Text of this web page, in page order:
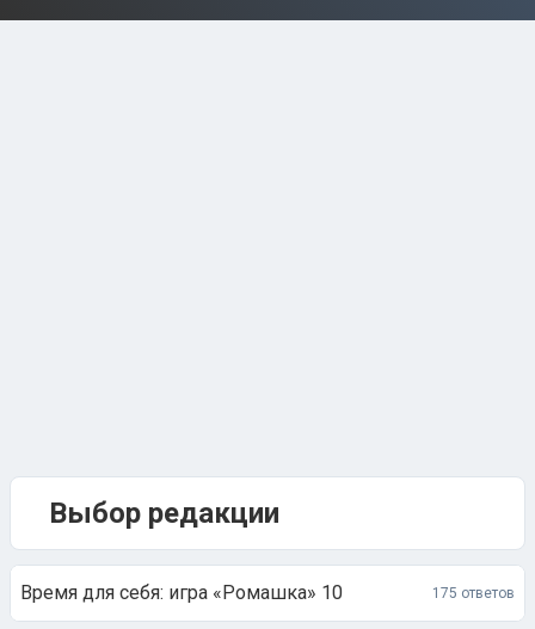
Выбор редакции
Время для себя: игра «Ромашка» 10 175 ответов